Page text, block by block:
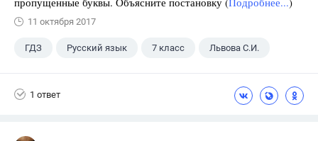
11 октября 2017
ГДЗ Русский язык 7 класс Львова С.И.
1 ответ